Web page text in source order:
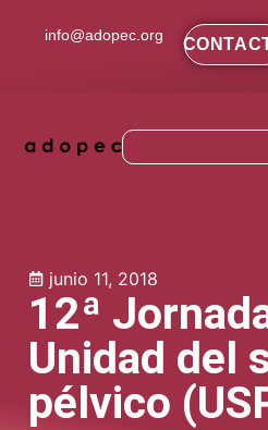
info@adopec.org
12ª
Unidad del
pélvico
junio 11, 2018